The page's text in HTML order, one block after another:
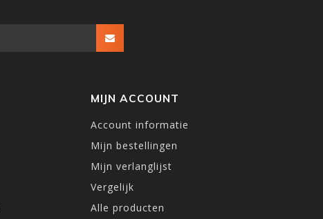
MIJN ACCOUNT
Account informatie
Mijn bestellingen
Mijn verlanglijst
Vergelijk
Alle producten